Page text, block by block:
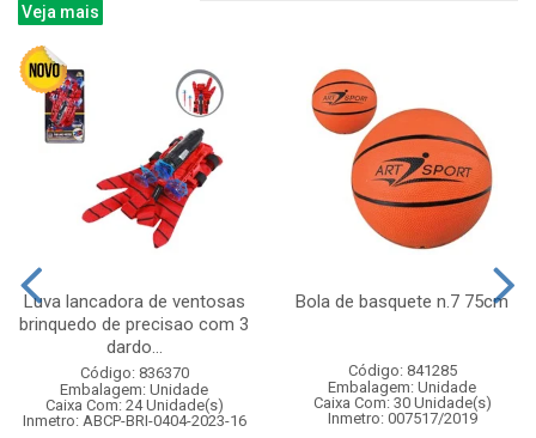
Veja mais
Luva lancadora de ventosas
brinquedo de precisao com 3
dardo...
Código: 836370
Embalagem: Unidade
Caixa Com: 24 Unidade(s)
Inmetro: ABCP-BRI-0404-2023-16
Bola de basquete n.7 75cm
Código: 841285
Embalagem: Unidade
Caixa Com: 30 Unidade(s)
Inmetro: 007517/2019